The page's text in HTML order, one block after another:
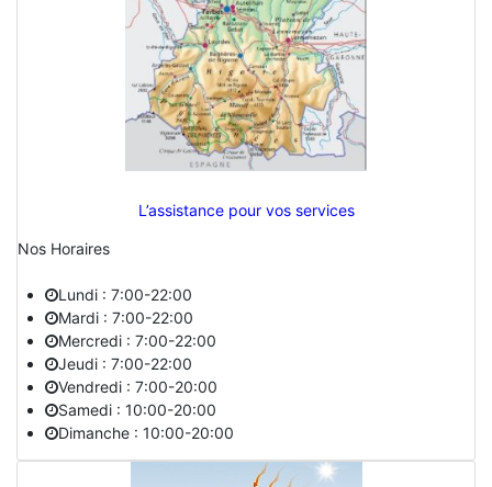
L’assistance pour vos services
Nos Horaires
Lundi : 7:00-22:00
Mardi : 7:00-22:00
Mercredi : 7:00-22:00
Jeudi : 7:00-22:00
Vendredi : 7:00-20:00
Samedi : 10:00-20:00
Dimanche : 10:00-20:00